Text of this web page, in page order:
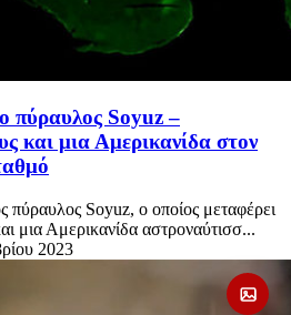
πύραυλος Soyuz –
και μια Αμερικανίδα στον
πύραυλος Soyuz, ο οποίος μεταφέρει
μια Αμερικανίδα αστροναύτισσ...
2023